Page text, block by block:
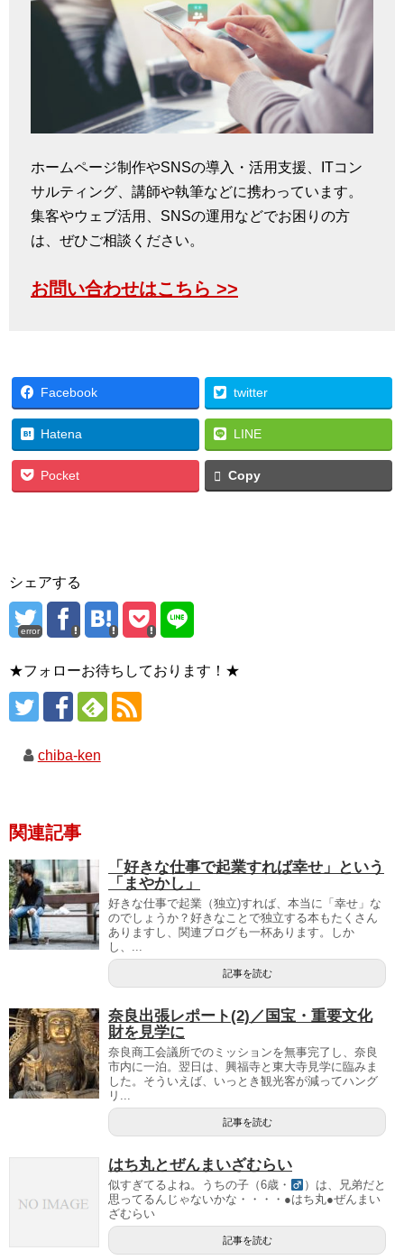
ホームページ制作やSNSの導入・活用支援、ITコン
サルティング、講師や執筆などに携わっています。
集客やウェブ活用、SNSの運用などでお困りの方
は、ぜひご相談ください。
お問い合わせはこちら >>
Facebook twitter
Hatena LINE
Pocket Copy
シェアする
error
★フォローお待ちしております！★
chiba-ken
関連記事
「好きな仕事で起業すれば幸せ」という
「まやかし」
好きな仕事で起業（独立)すれば、本当に「幸せ」な
のでしょうか？好きなことで独立する本もたくさん
ありますし、関連ブログも一杯あります。しか
し、...
記事を読む
奈良出張レポート(2)／国宝・重要文化
財を見学に
奈良商工会議所でのミッションを無事完了し、奈良
市内に一泊。翌日は、興福寺と東大寺見学に臨みま
した。そういえば、いっとき観光客が減ってハング
リ...
記事を読む
はち丸とぜんまいざむらい
似すぎてるよね。うちの子（6歳・
）は、兄弟だと
思ってるんじゃないかな・・・・●はち丸●ぜんまい
ざむらい
記事を読む